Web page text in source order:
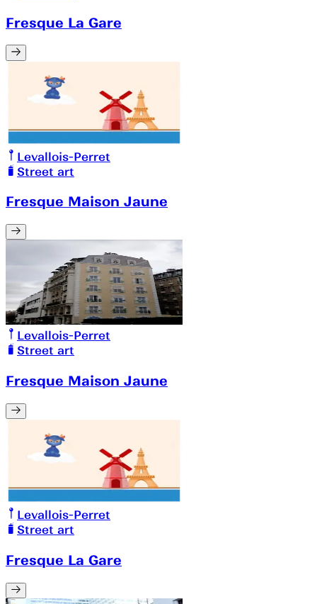
Fresque La Gare
Levallois-Perret
Street art
Fresque Maison Jaune
Levallois-Perret
Street art
Fresque Maison Jaune
Levallois-Perret
Street art
Fresque La Gare